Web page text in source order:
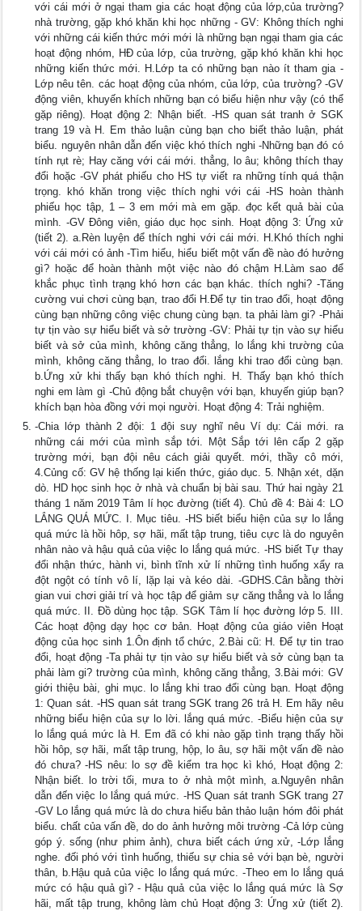
với cái mới ở ngại tham gia các hoạt động của lớp,của trường?
nhà trường, gặp khó khăn khi học những - GV: Không thích nghi
với những cái kiến thức mới mới là những bạn ngại tham gia các
hoạt động nhóm, HĐ của lớp, của trường, gặp khó khăn khi học
những kiến thức mới. H.Lớp ta có những bạn nào ít tham gia -
Lớp nêu tên. các hoạt động của nhóm, của lớp, của trường? -GV
động viên, khuyến khích những bạn có biểu hiện như vậy (có thể
gặp riêng). Hoạt động 2: Nhận biết. -HS quan sát tranh ở SGK
trang 19 và H. Em thảo luận cùng bạn cho biết thảo luận, phát
biểu. nguyên nhân dẫn đến việc khó thích nghi -Những bạn đó có
tính rụt rè; Hay căng với cái mới. thẳng, lo âu; không thích thay
đổi hoặc -GV phát phiếu cho HS tự viết ra những tính quá thận
trọng. khó khăn trong việc thích nghi với cái -HS hoàn thành
phiếu học tập, 1 – 3 em mới mà em gặp. đọc kết quả bài của
mình. -GV Đông viên, giáo dục học sinh. Hoạt động 3: Ứng xử
(tiết 2). a.Rèn luyện để thích nghi với cái mới. H.Khó thích nghi
với cái mới có ảnh -Tìm hiểu, hiểu biết một vấn đề nào đó hưởng
gì? hoặc để hoàn thành một việc nào đó chậm H.Làm sao để
khắc phục tình trạng khó hơn các bạn khác. thích nghi? -Tăng
cường vui chơi cùng bạn, trao đổi H.Để tự tin trao đổi, hoạt động
cùng bạn những công việc chung cùng bạn. ta phải làm gi? -Phải
tự tịn vào sự hiểu biết và sở trường -GV: Phải tự tịn vào sự hiểu
biết và sở của mình, không căng thẳng, lo lắng khi trường của
mình, không căng thẳng, lo trao đổi. lắng khi trao đổi cùng bạn.
b.Ứng xử khi thấy bạn khó thích nghi. H. Thấy bạn khó thích
nghi em làm gì -Chủ động bắt chuyện với bạn, khuyến giúp bạn?
khích bạn hòa đồng với mọi người. Hoạt động 4: Trải nghiệm.
-Chia lớp thành 2 đội: 1 đội suy nghĩ nêu Ví dụ: Cái mới. ra
những cái mới của mình sắp tới. Một Sắp tới lên cấp 2 gặp
trường mới, bạn đội nêu cách giải quyết. mới, thầy cô mới,
4.Củng cố: GV hệ thống lại kiến thức, giáo dục. 5. Nhận xét, dặn
dò. HD học sinh học ở nhà và chuẩn bị bài sau. Thứ hai ngày 21
tháng 1 năm 2019 Tâm lí học đường (tiết 4). Chủ đề 4: Bài 4: LO
LẮNG QUÁ MỨC. I. Mục tiêu. -HS biết biểu hiện của sự lo lắng
quá mức là hồi hôp, sợ hãi, mất tập trung, tiêu cực là do nguyên
nhân nào và hậu quả của việc lo lắng quá mức. -HS biết Tự thay
đổi nhận thức, hành vi, bình tĩnh xử lí những tình huống xẩy ra
đột ngột có tính vô lí, lặp lại và kéo dài. -GDHS.Cân bằng thời
gian vui chơi giải trí và học tập để giảm sự căng thẳng và lo lắng
quá mức. II. Đồ dùng học tập. SGK Tâm lí học đường lớp 5. III.
Các hoạt động dạy học cơ bản. Hoạt động của giáo viên Hoạt
động của học sinh 1.Ôn định tổ chức, 2.Bài cũ: H. Để tự tin trao
đổi, hoạt động -Ta phải tự tịn vào sự hiểu biết và sở cùng bạn ta
phải làm gi? trường của mình, không căng thẳng, 3.Bài mới: GV
giới thiệu bài, ghi mục. lo lắng khi trao đổi cùng bạn. Hoạt động
1: Quan sát. -HS quan sát trang SGK trang 26 trả H. Em hãy nêu
những biểu hiện của sự lo lời. lắng quá mức. -Biểu hiện của sự
lo lắng quá mức là H. Em đã có khi nào gặp tình trạng thấy hồi
hồi hôp, sợ hãi, mất tập trung, hộp, lo âu, sợ hãi một vấn đề nào
đó chưa? -HS nêu: lo sợ đề kiểm tra học kì khó, Hoạt động 2:
Nhận biết. lo trời tối, mưa to ở nhà một mình, a.Nguyên nhân
dẫn đến việc lo lắng quá mức. -HS Quan sát tranh SGK trang 27
-GV Lo lắng quá mức là do chưa hiểu bản thảo luận hóm đôi phát
biểu. chất của vấn đề, do do ảnh hưởng môi trường -Cả lớp cùng
góp ý. sống (như phim ảnh), chưa biết cách ứng xử, -Lớp lắng
nghe. đối phó với tình huống, thiếu sự chia sẻ với bạn bè, người
thân, b.Hậu quả của việc lo lắng quá mức. -Theo em lo lắng quá
mức có hậu quả gì? - Hậu quả của việc lo lắng quá mức là Sợ
hãi, mất tập trung, không làm chủ Hoạt động 3: Ứng xử (tiết 2).